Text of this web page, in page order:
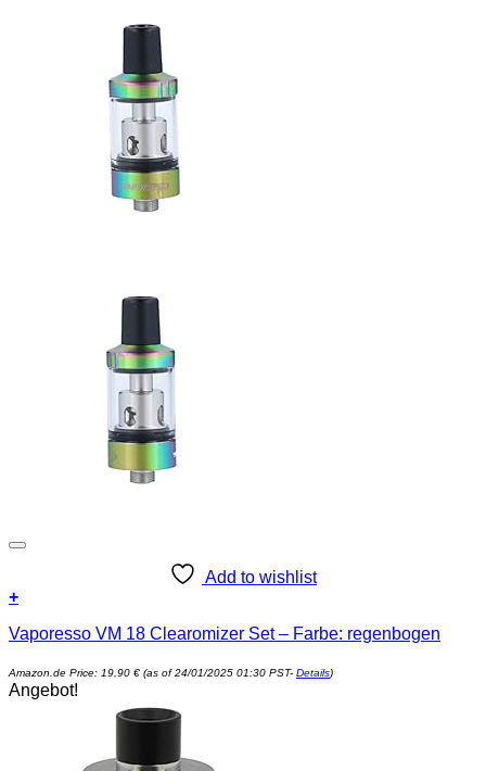
Add to wishlist
+
Vaporesso VM 18 Clearomizer Set – Farbe: regenbogen
Amazon.de Price: 19,90 € (as of 24/01/2025 01:30 PST- Details)
Angebot!